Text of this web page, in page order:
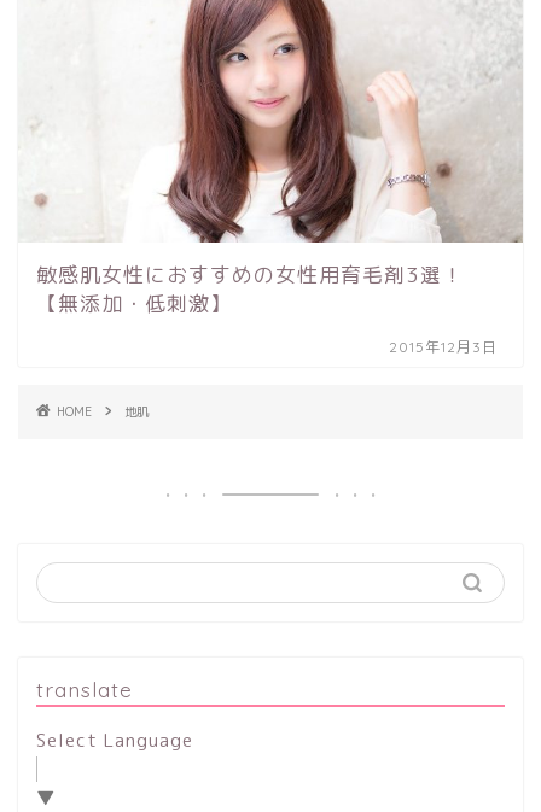
敏感肌女性におすすめの女性用育毛剤3選！
【無添加・低刺激】
2015年12月3日
HOME 地肌
translate
Select Language
▼